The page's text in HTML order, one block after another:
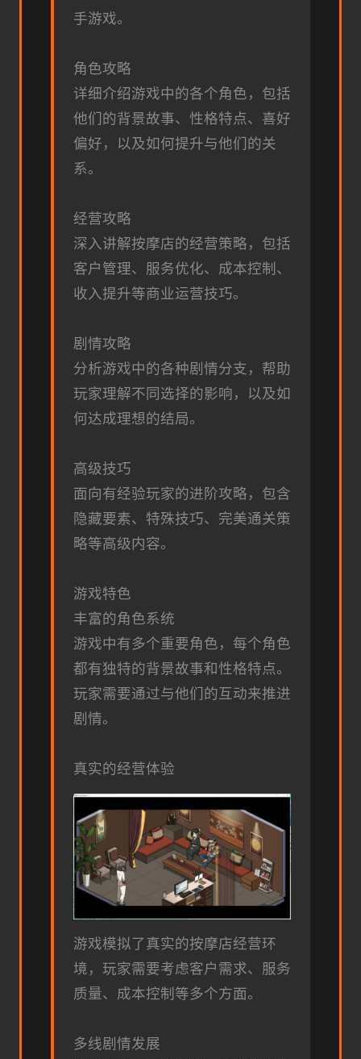
手游戏。
角色攻略
详细介绍游戏中的各个角色，包括
他们的背景故事、性格特点、喜好
偏好，以及如何提升与他们的关
系。
经营攻略
深入讲解按摩店的经营策略，包括
客户管理、服务优化、成本控制、
收入提升等商业运营技巧。
剧情攻略
分析游戏中的各种剧情分支，帮助
玩家理解不同选择的影响，以及如
何达成理想的结局。
高级技巧
面向有经验玩家的进阶攻略，包含
隐藏要素、特殊技巧、完美通关策
略等高级内容。
游戏特色
丰富的角色系统
游戏中有多个重要角色，每个角色
都有独特的背景故事和性格特点。
玩家需要通过与他们的互动来推进
剧情。
真实的经营体验
游戏模拟了真实的按摩店经营环
境，玩家需要考虑客户需求、服务
质量、成本控制等多个方面。
多线剧情发展